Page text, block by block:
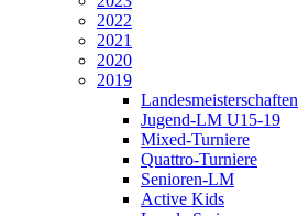
2022
2021
2020
2019
Landesmeisterschaften
Jugend-LM U15-19
Mixed-Turniere
Quattro-Turniere
Senioren-LM
Active Kids